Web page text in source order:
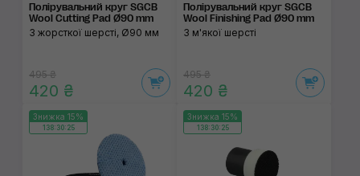
Полірувальний круг SGCB
Wool Cutting Pad Ø90 mm
З жорсткої шерсті, Ø90 мм
495 ₴
420 ₴
Полірувальний круг SGCB
Wool Finishing Pad Ø90 mm
З м'якої шерсті
495 ₴
420 ₴
Знижка 15%
138:30:24
Знижка 15%
138:30:24